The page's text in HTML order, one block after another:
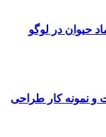
که از نماد حیوان در لوگو
و نمونه کار طراحی